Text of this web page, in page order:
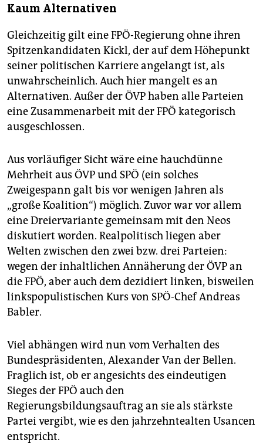
Kaum Alternativen
Gleichzeitig gilt eine FPÖ-Regierung ohne ihren
Spitzenkandidaten Kickl, der auf dem Höhepunkt
seiner politischen Karriere angelangt ist, als
unwahrscheinlich. Auch hier mangelt es an
Alternativen. Außer der ÖVP haben alle Parteien
eine Zusammenarbeit mit der FPÖ kategorisch
ausgeschlossen.
Aus vorläufiger Sicht wäre eine hauchdünne
Mehrheit aus ÖVP und SPÖ (ein solches
Zweigespann galt bis vor wenigen Jahren als
„große Koalition“) möglich. Zuvor war vor allem
eine Dreiervariante gemeinsam mit den Neos
diskutiert worden. Realpolitisch liegen aber
Welten zwischen den zwei bzw. drei Parteien:
wegen der inhaltlichen Annäherung der ÖVP an
die FPÖ, aber auch dem dezidiert linken, bisweilen
linkspopulistischen Kurs von SPÖ-Chef Andreas
Babler.
Viel abhängen wird nun vom Verhalten des
Bundespräsidenten, Alexander Van der Bellen.
Fraglich ist, ob er angesichts des eindeutigen
Sieges der FPÖ auch den
Regierungsbildungsauftrag an sie als stärkste
Partei vergibt, wie es den jahrzehntealten Usancen
entspricht.